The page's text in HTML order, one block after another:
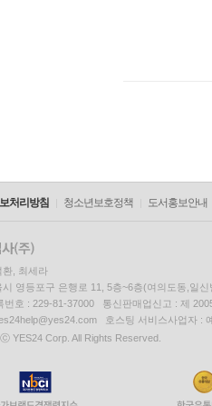
처리방침 청소년보호정책 도서홍보안내
환, 최세라
시 영등포구 은행로 11, 5층~6층(여의도동,일신
번호 : 229-81-37000 통신판매업신고 : 제
호스팅 서비스사업자 :
YES24 Corp. All Rights Reserved.